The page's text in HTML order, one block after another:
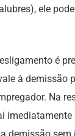
ele
é
à demissão
Na